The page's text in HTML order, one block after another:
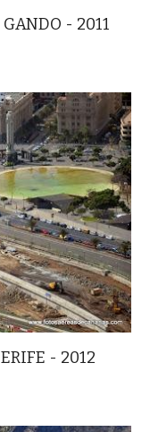
- 2011
- 2012